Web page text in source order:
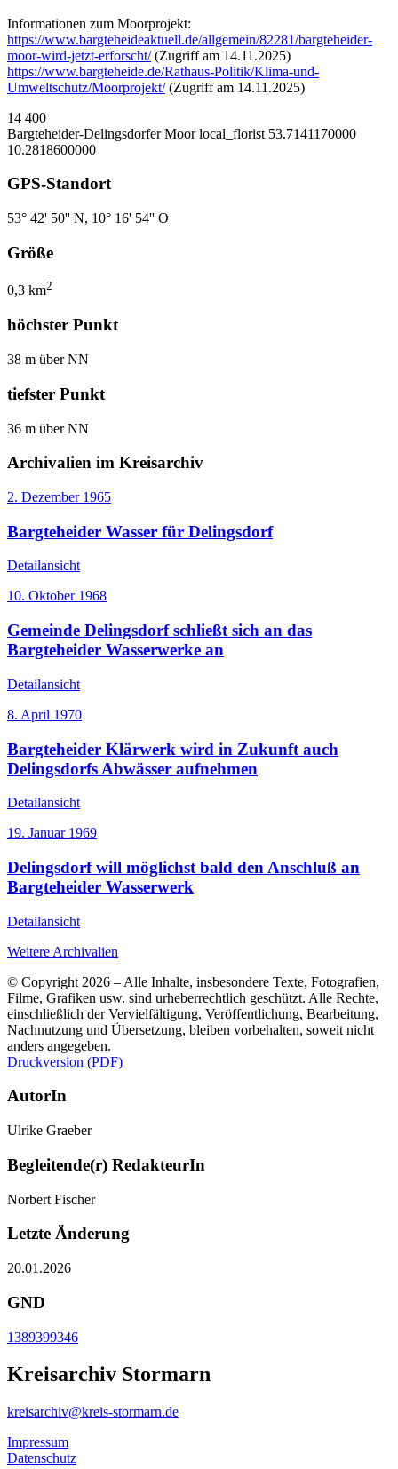
Informationen zum Moorprojekt:
https://www.bargteheideaktuell.de/allgemein/82281/bargteheider-
moor-wird-jetzt-erforscht/(Zugriff am 14.11.2025)
https://www.bargteheide.de/Rathaus-Politik/Klima-und-
Umweltschutz/Moorprojekt/(Zugriff am 14.11.2025)
14 400
Bargteheider-Delingsdorfer Moor local_florist 53.7141170000
10.2818600000
GPS-Standort
53° 42' 50'' N, 10° 16' 54'' O
Größe
0,3 km2
höchster Punkt
38 m über NN
tiefster Punkt
36 m über NN
Archivalien im Kreisarchiv
2. Dezember 1965
Bargteheider Wasser für Delingsdorf
Detailansicht
10. Oktober 1968
Gemeinde Delingsdorf schließt sich an das
Bargteheider Wasserwerke an
Detailansicht
8. April 1970
Bargteheider Klärwerk wird in Zukunft auch
Delingsdorfs Abwässer aufnehmen
Detailansicht
19. Januar 1969
Delingsdorf will möglichst bald den Anschluß an
Bargteheider Wasserwerk
Detailansicht
Weitere Archivalien
© Copyright 2026 – Alle Inhalte, insbesondere Texte, Fotografien,
Filme, Grafiken usw. sind urheberrechtlich geschützt. Alle Rechte,
einschließlich der Vervielfältigung, Veröffentlichung, Bearbeitung,
Nachnutzung und Übersetzung, bleiben vorbehalten, soweit nicht
anders angegeben.
Druckversion (PDF)
AutorIn
Ulrike Graeber
Begleitende(r) RedakteurIn
Norbert Fischer
Letzte Änderung
20.01.2026
GND
1389399346
Kreisarchiv Stormarn
kreisarchiv@kreis-stormarn.de
Impressum
Datenschutz